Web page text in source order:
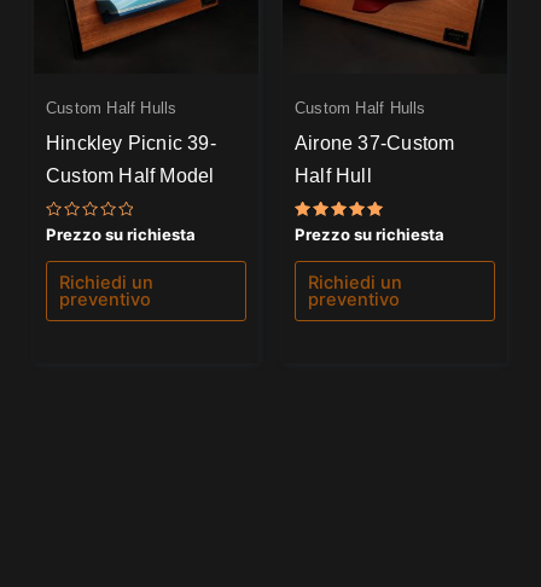
Custom Half Hulls
Hinckley Picnic 39-
Custom Half Model
Valutato
0
su
Prezzo su richiesta
Richiedi un
preventivo
Custom Half Hulls
Airone 37-Custom
Half Hull
Valutato
5.00
su 5
Prezzo su richiesta
Richiedi un
preventivo